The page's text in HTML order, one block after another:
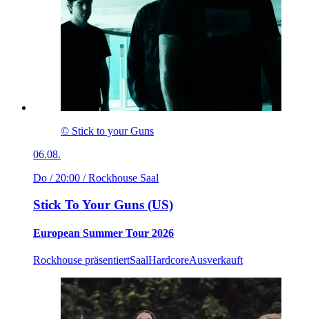
© Stick to your Guns
06.08.
Do / 20:00 / Rockhouse Saal
Stick To Your Guns (US)
European Summer Tour 2026
Rockhouse präsentiertSaalHardcoreAusverkauft